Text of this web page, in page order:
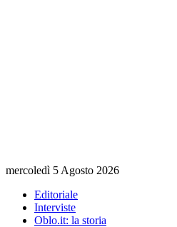
mercoledì 5 Agosto 2026
Editoriale
Interviste
Oblo.it: la storia